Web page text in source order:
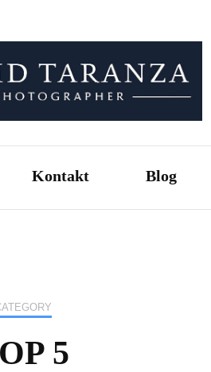
kterých záleží.
Kontakt Blog
5